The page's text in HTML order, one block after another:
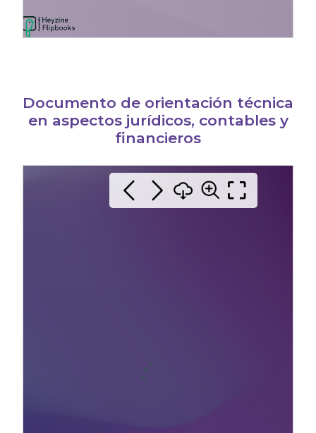
Documento de orientación técnica
en aspectos jurídicos, contables y
financieros